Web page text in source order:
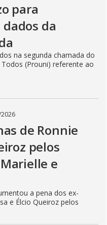
para
da
na segunda chamada do
(Prouni) referente ao
de Ronnie
pelos
e
a pena dos ex-
e Élcio Queiroz pelos